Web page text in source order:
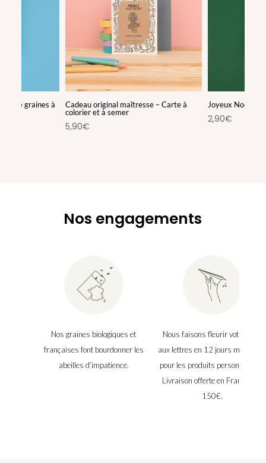
de graines à
Cadeau original maîtresse – Carte à
colorier et à semer
5,90€
Joyeux Noël –
2,90€
Nos engagements
Nos graines biologiques et
françaises font bourdonner les
abeilles d’impatience.
Nous faisons fleurir votre boîte
aux lettres en 12 jours
pour les produits personnalisés.
Livraison offerte en France dès
150€.